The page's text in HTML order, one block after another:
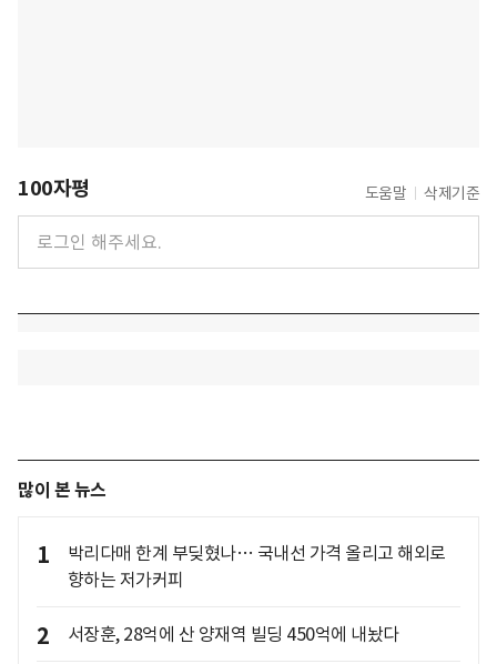
100자평 도움말 삭제기준
많이 본 뉴스
1
박리다매 한계 부딪혔나… 국내선 가격 올리고 해외로
향하는 저가커피
2 서장훈, 28억에 산 양재역 빌딩 450억에 내놨다